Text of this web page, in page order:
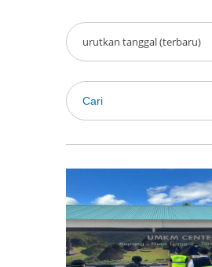
urutkan tanggal (terbaru)